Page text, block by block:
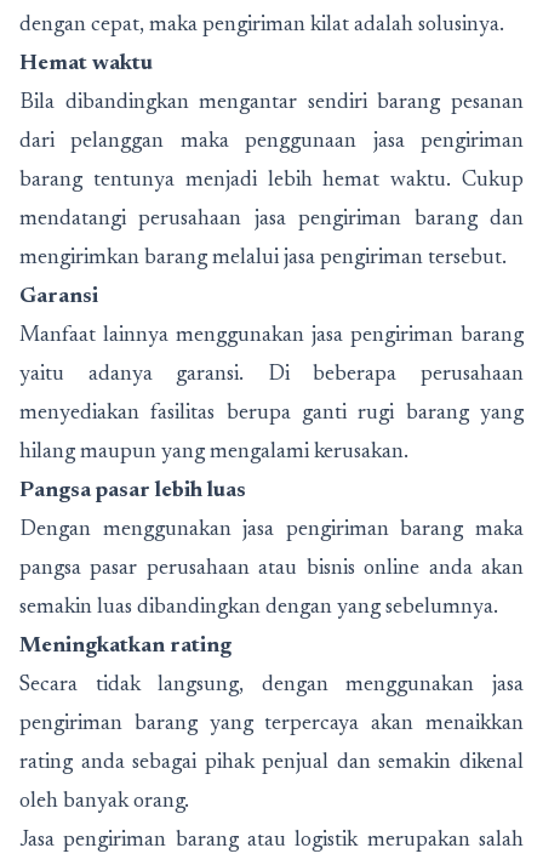
dengan cepat, maka pengiriman kilat adalah solusinya.
Hemat waktu
Bila dibandingkan mengantar sendiri barang pesanan
dari pelanggan maka penggunaan jasa pengiriman
barang tentunya menjadi lebih hemat waktu. Cukup
mendatangi perusahaan jasa pengiriman barang dan
mengirimkan barang melalui jasa pengiriman tersebut.
Garansi
Manfaat lainnya menggunakan jasa pengiriman barang
yaitu adanya garansi. Di beberapa perusahaan
menyediakan fasilitas berupa ganti rugi barang yang
hilang maupun yang mengalami kerusakan.
Pangsa pasar lebih luas
Dengan menggunakan jasa pengiriman barang maka
pangsa pasar perusahaan atau bisnis online anda akan
semakin luas dibandingkan dengan yang sebelumnya.
Meningkatkan rating
Secara tidak langsung, dengan menggunakan jasa
pengiriman barang yang terpercaya akan menaikkan
rating anda sebagai pihak penjual dan semakin dikenal
oleh banyak orang.
Jasa pengiriman barang atau logistik merupakan salah